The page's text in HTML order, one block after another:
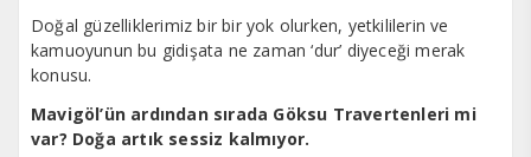
Doğal güzelliklerimiz bir bir yok olurken, yetkililerin ve
kamuoyunun bu gidişata ne zaman ‘dur’ diyeceği merak
konusu.
Mavigöl’ün ardından sırada Göksu Travertenleri mi
var? Doğa artık sessiz kalmıyor.